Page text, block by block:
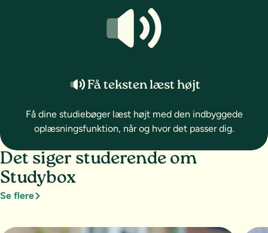
Få teksten læst højt
Få dine studiebøger læst højt med den indbyggede
oplæsningsfunktion, når og hvor det passer dig.
Det siger studerende om
Studybox
Se flere